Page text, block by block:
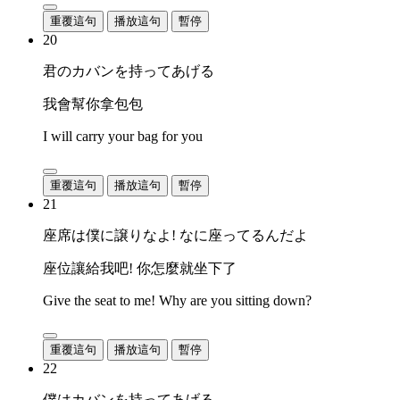
重覆這句 播放這句 暫停
20
君のカバンを持ってあげる
我會幫你拿包包
I will carry your bag for you
重覆這句 播放這句 暫停
21
座席は僕に譲りなよ! なに座ってるんだよ
座位讓給我吧! 你怎麼就坐下了
Give the seat to me! Why are you sitting down?
重覆這句 播放這句 暫停
22